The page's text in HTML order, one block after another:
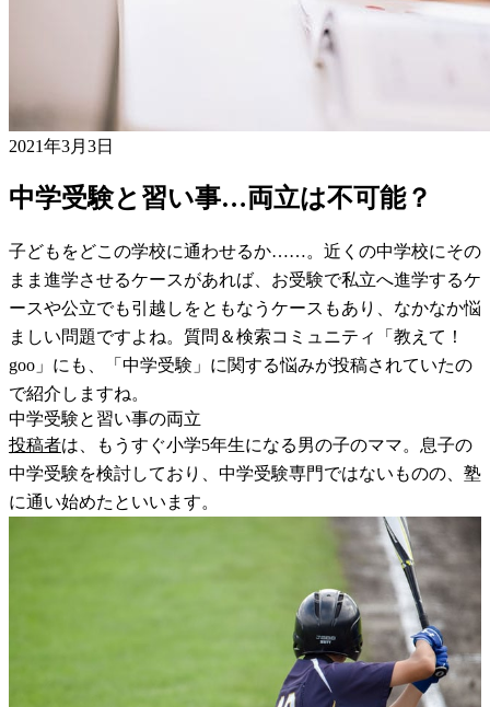
2021年3月3日
中学受験と習い事…両立は不可能？
子どもをどこの学校に通わせるか……。近くの中学校にその
まま進学させるケースがあれば、お受験で私立へ進学するケ
ースや公立でも引越しをともなうケースもあり、なかなか悩
ましい問題ですよね。質問＆検索コミュニティ「教えて！
goo」にも、「中学受験」に関する悩みが投稿されていたの
で紹介しますね。
中学受験と習い事の両立
投稿者は、もうすぐ小学5年生になる男の子のママ。息子の
中学受験を検討しており、中学受験専門ではないものの、塾
に通い始めたといいます。